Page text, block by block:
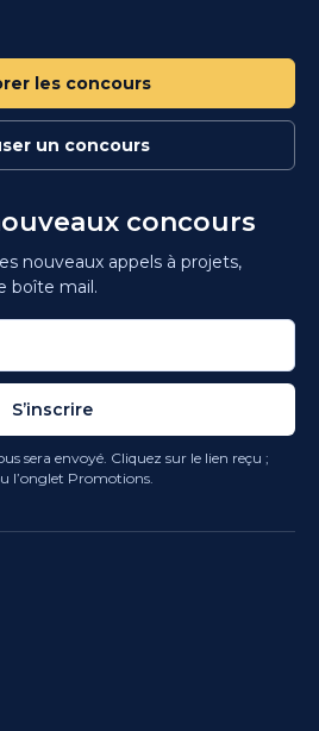
les concours
un concours
concours
nouveaux appels à projets,
boîte mail.
S’inscrire
sera envoyé. Cliquez sur le lien reçu ;
l’onglet Promotions.